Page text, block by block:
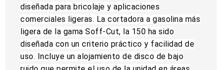
diseñada para bricolaje y aplicaciones
comerciales ligeras. La cortadora a gasolina más
ligera de la gama Soff-Cut, la 150 ha sido
diseñada con un criterio práctico y facilidad de
uso. Incluye un alojamiento de disco de bajo